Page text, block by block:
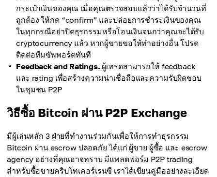
กระเป๋าเงินของคุณ เมื่อคุณตรวจสอบแล้วว่าได้รับจำนวนที่
ถูกต้อง ให้กด “confirm” และปล่อยการชำระเงินของคุณ
ในทุกกรณีอย่าปิดธุรกรรมหรือโอนเงินจนกว่าคุณจะได้รับ
cryptocurrency แล้ว หากผู้ขายขอให้ทำอย่างอื่น โปรด
ติดต่อทีมซัพพอร์ตทันที
Feedback and Ratings. ผู้เทรดสามารถให้ feedback
และ rating เพื่อสร้างความน่าเชื่อถือและความรับผิดชอบ
ในชุมชน P2P
วิธีซื้อ Bitcoin ผ่าน P2P Exchange
มีผู้เล่นหลัก 3 ฝ่ายที่ทำงานร่วมกันเพื่อให้การทำธุรกรรม
Bitcoin ผ่าน escrow ปลอดภัย ได้แก่ ผู้ขาย ผู้ซื้อ และ escrow
agency อย่างที่คุณอาจทราบ มีแพลตฟอร์ม P2P trading
สำหรับซื้อขายคริปโทเคอร์เรนซี เราได้เขียนคู่มืออย่างละเอียด